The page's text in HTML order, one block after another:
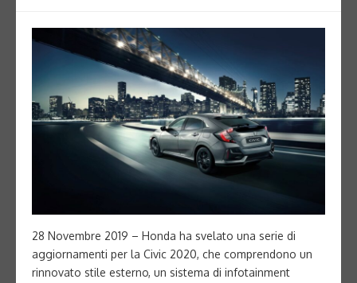
28 Novembre 2019 – Honda ha svelato una serie di
aggiornamenti per la Civic 2020, che comprendono un
rinnovato stile esterno, un sistema di infotainment